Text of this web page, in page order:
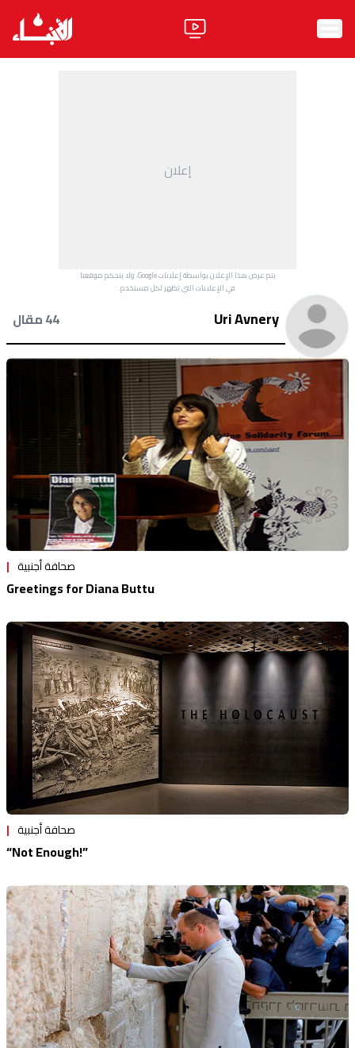
ثقافة ومجتمع
منوعات
ابحث
إعلان
يتم عرض هذا الإعلان بواسطة إعلانات Google، ولا يتحكم موقعنا
في الإعلانات التي تظهر لكل مستخدم.
Uri Avnery 44 مقال
صحافة أجنبية
Greetings for Diana Buttu
صحافة أجنبية
“Not Enough!”